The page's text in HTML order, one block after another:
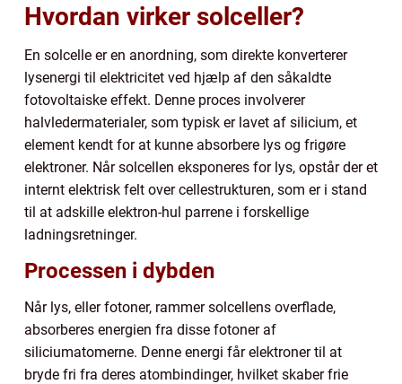
Hvordan virker solceller?
En solcelle er en anordning, som direkte konverterer
lysenergi til elektricitet ved hjælp af den såkaldte
fotovoltaiske effekt. Denne proces involverer
halvledermaterialer, som typisk er lavet af silicium, et
element kendt for at kunne absorbere lys og frigøre
elektroner. Når solcellen eksponeres for lys, opstår der et
internt elektrisk felt over cellestrukturen, som er i stand
til at adskille elektron-hul parrene i forskellige
ladningsretninger.
Processen i dybden
Når lys, eller fotoner, rammer solcellens overflade,
absorberes energien fra disse fotoner af
siliciumatomerne. Denne energi får elektroner til at
bryde fri fra deres atombindinger, hvilket skaber frie